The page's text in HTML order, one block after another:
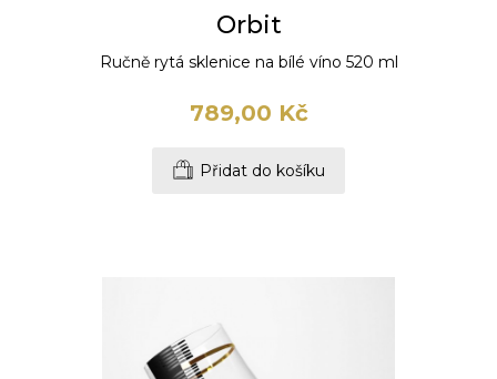
Orbit
Ručně rytá sklenice na bílé víno 520 ml
789,00 Kč
Přidat do košíku